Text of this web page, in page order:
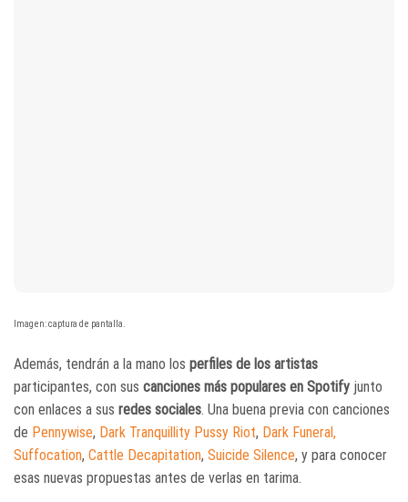
Imagen: captura de pantalla.
Además, tendrán a la mano los perfiles de los artistas
participantes, con sus canciones más populares en Spotify junto
con enlaces a sus redes sociales. Una buena previa con canciones
de Pennywise, Dark Tranquillity Pussy Riot, Dark Funeral,
Suffocation, Cattle Decapitation, Suicide Silence, y para conocer
esas nuevas propuestas antes de verlas en tarima.